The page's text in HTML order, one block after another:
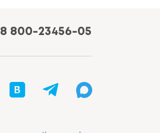
8 800-23456-05